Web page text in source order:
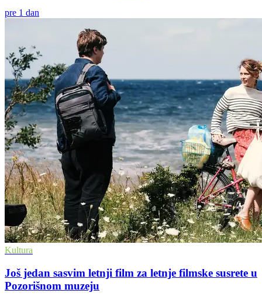
pre 1 dan
Kultura
Još jedan sasvim letnji film za letnje filmske susrete u
Pozorišnom muzeju